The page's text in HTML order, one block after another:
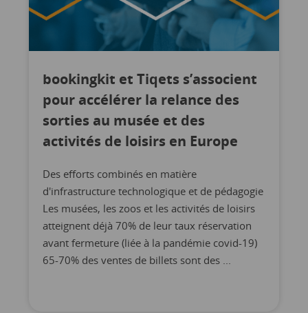
bookingkit et Tiqets s’associent
pour accélérer la relance des
sorties au musée et des
activités de loisirs en Europe
Des efforts combinés en matière
d'infrastructure technologique et de pédagogie
Les musées, les zoos et les activités de loisirs
atteignent déjà 70% de leur taux réservation
avant fermeture (liée à la pandémie covid-19)
65-70% des ventes de billets sont des ...